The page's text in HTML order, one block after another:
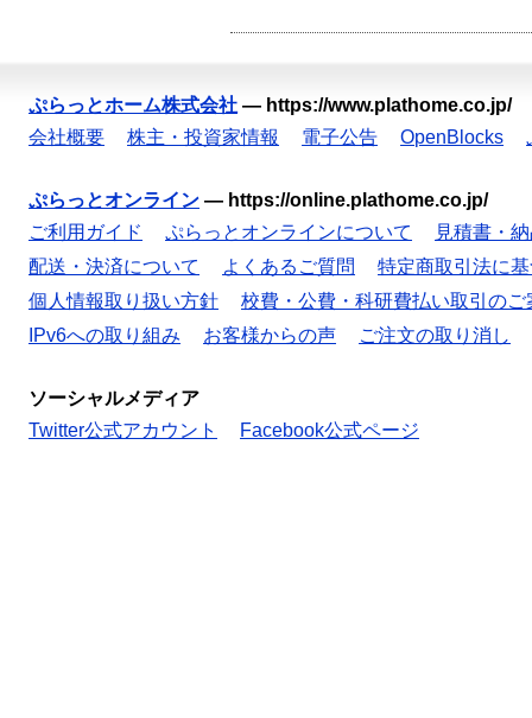
ぷらっとホーム株式会社 — https://www.plathome.co.jp/
会社概要
株主・投資家情報 電子公告 OpenBlocks
ぷらっとオンライン — https://online.plathome.co.jp/
ご利用ガイド
ぷらっとオンラインについて
見積書・
配送・決済について
よくあるご質問
特定商取引法に
個人情報取り扱い方針
校費・公費・科研費払い取引のご
IPv6への取り組み
お客様からの声 ご注文の取り消し
ソーシャルメディア
Twitter公式アカウント
Facebook公式ページ